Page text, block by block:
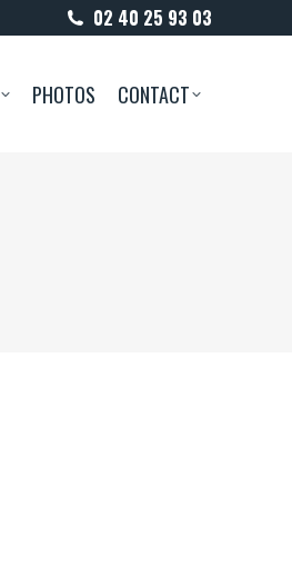
02 40 25 93 03
PHOTOS CONTACT